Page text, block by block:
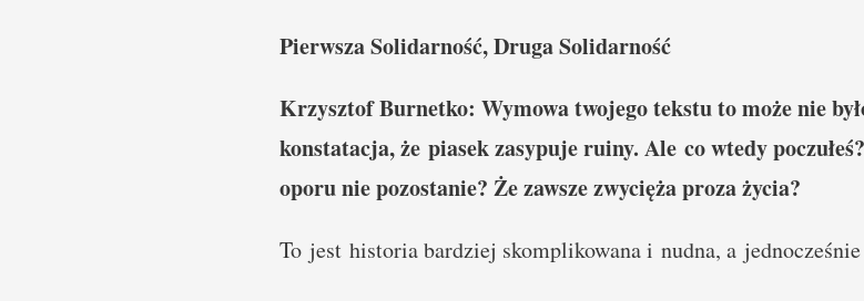
Pierwsza Solidarność, Druga Solidarność
Krzysztof Burnetko: Wymowa twojego tekstu to może nie
konstatacja, że piasek zasypuje ruiny. Ale co wtedy
oporu nie pozostanie? Że zawsze zwycięża proza życia?
To jest historia bardziej skomplikowana i nudna, a jednocześnie